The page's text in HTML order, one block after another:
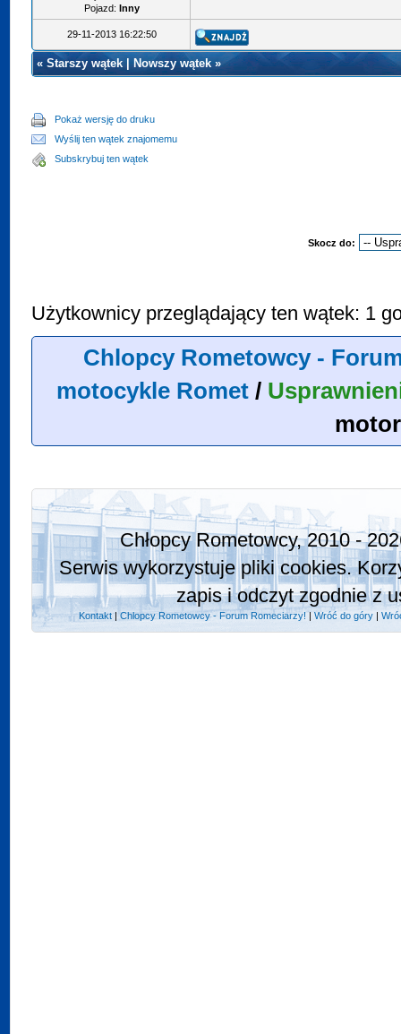
Pojazd: Inny
29-11-2013 16:22:50
«Starszy wątek Nowszy wątek»
Pokaż wersję do druku
Wyślij ten wątek znajomemu
Subskrybuj ten wątek
Skocz do:
Użytkownicy przeglądający ten wątek: 1
Chlopcy Rometowcy -
motocykle Romet/
Chłopcy Rometowcy, 2010 -
Serwis wykorzystuje pliki cookies.
zapis i odczyt zgodnie z
Kontakt|Chlopcy Rometowcy - Forum Romeciarzy!| Wróć do góry|